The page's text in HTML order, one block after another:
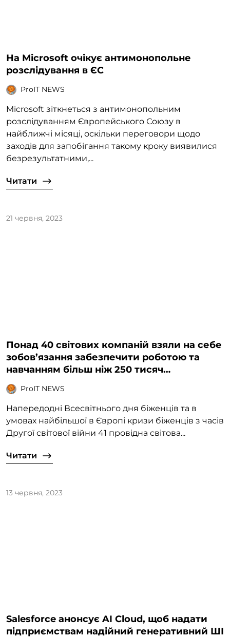
На Microsoft очікує антимонопольне
розслідування в ЄС
ProIT NEWS
Microsoft зіткнеться з антимонопольним
розслідуванням Європейського Союзу в
найближчі місяці, оскільки переговори щодо
заходів для запобігання такому кроку виявилися
безрезультатними,...
Читати
21 червня, 2023
Понад 40 світових компаній взяли на себе
зобов’язання забезпечити роботою та
навчанням більш ніж 250 тисяч
українських біженців у Європі
ProIT NEWS
Напередодні Всесвітнього дня біженців та в
умовах найбільшої в Європі кризи біженців з часів
Другої світової війни 41 провідна світова...
Читати
13 червня, 2023
Salesforce анонсує AI Cloud, щоб надати
підприємствам надійний генеративний ШІ